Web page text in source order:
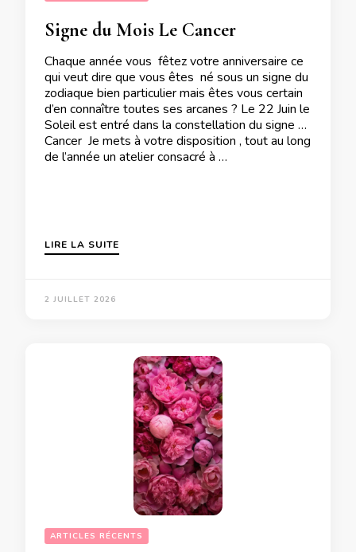
Signe du Mois Le Cancer
Chaque année vous fêtez votre anniversaire ce
qui veut dire que vous êtes né sous un signe du
zodiaque bien particulier mais êtes vous certain
d’en connaître toutes ses arcanes ? Le 22 Juin le
Soleil est entré dans la constellation du signe du
Cancer Je mets à votre disposition , tout au long
de l’année un atelier consacré à …
LIRE LA SUITE
2 JUILLET 2026
ARTICLES RÉCENTS